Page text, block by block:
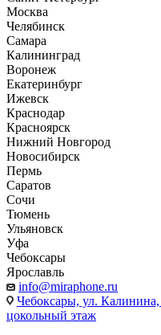
Москва
Челябинск
Самара
Калининград
Воронеж
Екатеринбург
Ижевск
Краснодар
Красноярск
Нижний Новгород
Новосибирск
Пермь
Саратов
Сочи
Тюмень
Ульяновск
Уфа
Чебоксары
Ярославль
info@miraphone.ru
Чебоксары, ул.
цокольный этаж